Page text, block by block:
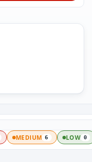
MEDIUM 6 LOW 0